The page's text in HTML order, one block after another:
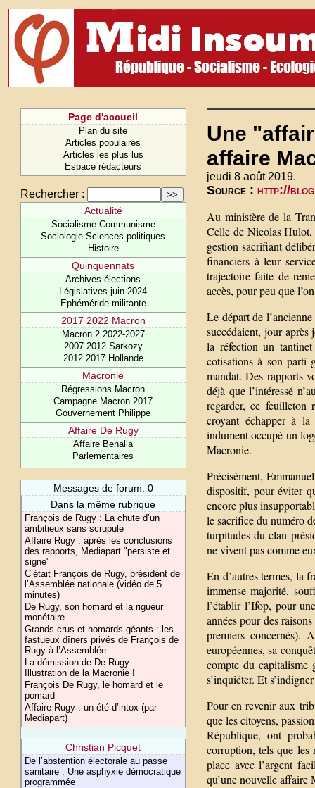
Page d'accueil
Plan du site
Articles populaires
Articles les plus lus
Espace rédacteurs
Rechercher :
Actualité
Socialisme Communisme
Sociologie Sciences politiques
Histoire
Quinquennats
Archives élections
Législatives juin 2024
Ephéméride militante
2017 2022 Macron
Macron 2 2022-2027
2007 2012 Sarkozy
2012 2017 Hollande
Macronie
Régressions Macron
Campagne Macron 2017
Gouvernement Philippe
Affaire De Rugy
Affaire Benalla
Parlementaires
Messages de forum: 0
Dans la même rubrique
François de Rugy : La chute d’un
ambitieux sans scrupule
Affaire Rugy : après les conclusions
des rapports, Mediapart "persiste et
signe"
C’était François de Rugy, président de
l’Assemblée nationale (vidéo de 5
minutes)
De Rugy, son homard et la rigueur
monétaire
Grands crus et homards géants : les
fastueux dîners privés de François de
Rugy à l’Assemblée
La démission de De Rugy…
Illustration de la Macronie !
François De Rugy, le homard et le
pomard
Affaire Rugy : un été d’intox (par
Mediapart)
Christian Picquet
De l’abstention électorale au passe
sanitaire : Une asphyxie démocratique
programmée
Une
affaire
jeudi 8 août 2019.
Source : http://
Au ministère de la
Celle de Nicolas Hulot,
gestion sacrifiant
financiers à leur
trajectoire faite de
accès, pour peu que
Le départ de
succédaient, jour après
la réfection un
cotisations à son parti
mandat. Des rapports
déjà que l’intéressé
regarder, ce feuilleton
croyant échapper à
indument occupé un
Macronie.
Précisément,
dispositif, pour éviter
encore plus
le sacrifice du numéro
turpitudes du clan
ne vivent pas comme
En d’autres termes, la
immense majorité,
l’établir l’Ifop, pour
années pour des
premiers concernés).
européennes, sa
compte du capitalisme
s’inquiéter. Et
Pour en revenir aux
que les citoyens,
République, ont
corruption, tels que les
place avec l’argent
qu’une nouvelle affaire